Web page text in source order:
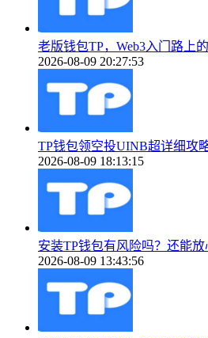
老版钱包TP，Web3入门路上
2026-08-09 20:27:53
TP钱包领空投UINB超详细攻
2026-08-09 18:13:15
安装TP钱包有风险吗？还能放
2026-08-09 13:43:56